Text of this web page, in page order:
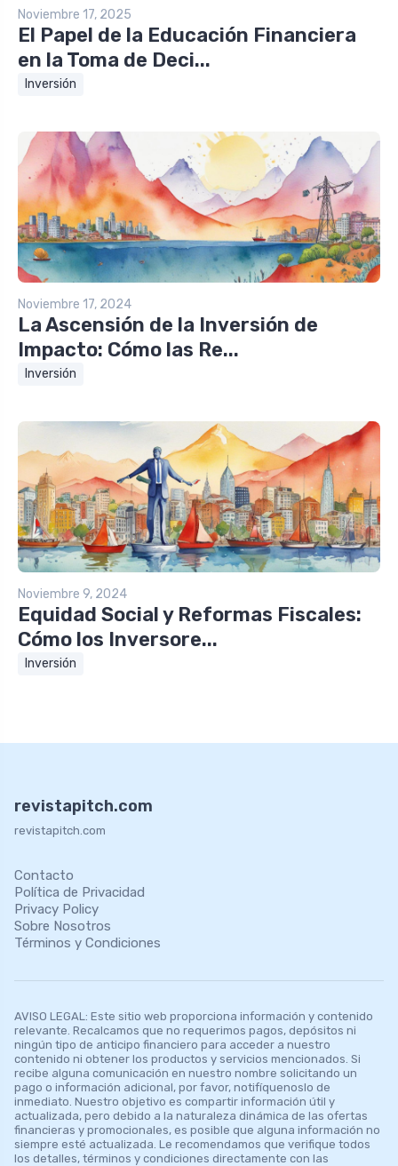
Noviembre 17, 2025
El Papel de la Educación Financiera
en la Toma de Deci...
Inversión
Noviembre 17, 2024
La Ascensión de la Inversión de
Impacto: Cómo las Re...
Inversión
Noviembre 9, 2024
Equidad Social y Reformas Fiscales:
Cómo los Inversore...
Inversión
revistapitch.com
revistapitch.com
Contacto
Política de Privacidad
Privacy Policy
Sobre Nosotros
Términos y Condiciones
AVISO LEGAL: Este sitio web proporciona información y contenido
relevante. Recalcamos que no requerimos pagos, depósitos ni
ningún tipo de anticipo financiero para acceder a nuestro
contenido ni obtener los productos y servicios mencionados. Si
recibe alguna comunicación en nuestro nombre solicitando un
pago o información adicional, por favor, notifíquenoslo de
inmediato. Nuestro objetivo es compartir información útil y
actualizada, pero debido a la naturaleza dinámica de las ofertas
financieras y promocionales, es posible que alguna información no
siempre esté actualizada. Le recomendamos que verifique todos
los detalles, términos y condiciones directamente con las